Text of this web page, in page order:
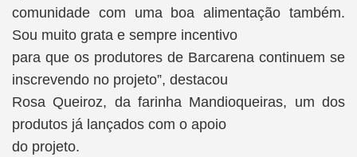
comunidade com uma boa alimentação também.
Sou muito grata e sempre incentivo
para que os produtores de Barcarena continuem se
inscrevendo no projeto”, destacou
Rosa Queiroz, da farinha Mandioqueiras, um dos
produtos já lançados com o apoio
do projeto.